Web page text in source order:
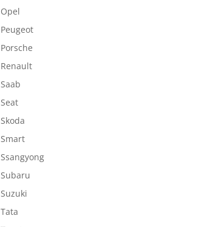
Opel
Peugeot
Porsche
Renault
Saab
Seat
Skoda
Smart
Ssangyong
Subaru
Suzuki
Tata